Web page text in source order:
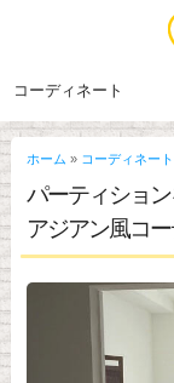
コーディネート
ホーム » コーディネート
パーティショ
アジアン風コ